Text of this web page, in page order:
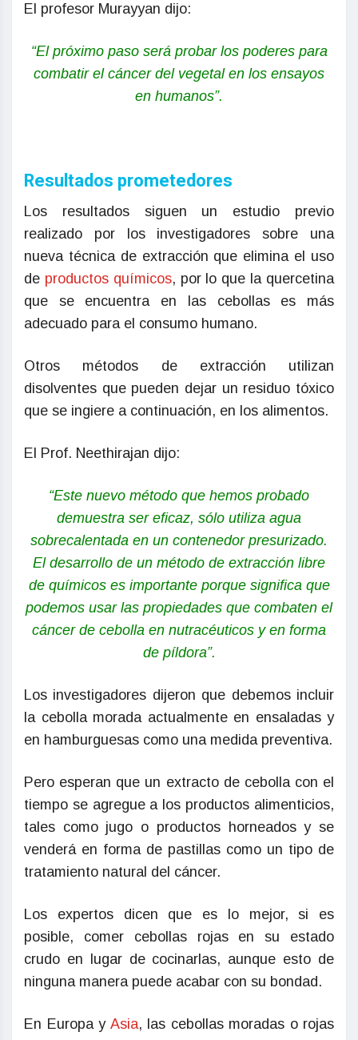
El profesor Murayyan dijo:
“El próximo paso será probar los poderes para
combatir el cáncer del vegetal en los ensayos
en humanos”.
Resultados prometedores
Los resultados siguen un estudio previo
realizado por los investigadores sobre una
nueva técnica de extracción que elimina el uso
de productos químicos, por lo que la quercetina
que se encuentra en las cebollas es más
adecuado para el consumo humano.
Otros métodos de extracción utilizan
disolventes que pueden dejar un residuo tóxico
que se ingiere a continuación, en los alimentos.
El Prof. Neethirajan dijo:
“Este nuevo método que hemos probado
demuestra ser eficaz, sólo utiliza agua
sobrecalentada en un contenedor presurizado.
El desarrollo de un método de extracción libre
de químicos es importante porque significa que
podemos usar las propiedades que combaten el
cáncer de cebolla en nutracéuticos y en forma
de píldora”.
Los investigadores dijeron que debemos incluir
la cebolla morada actualmente en ensaladas y
en hamburguesas como una medida preventiva.
Pero esperan que un extracto de cebolla con el
tiempo se agregue a los productos alimenticios,
tales como jugo o productos horneados y se
venderá en forma de pastillas como un tipo de
tratamiento natural del cáncer.
Los expertos dicen que es lo mejor, si es
posible, comer cebollas rojas en su estado
crudo en lugar de cocinarlas, aunque esto de
ninguna manera puede acabar con su bondad.
En Europa y Asia, las cebollas moradas o rojas